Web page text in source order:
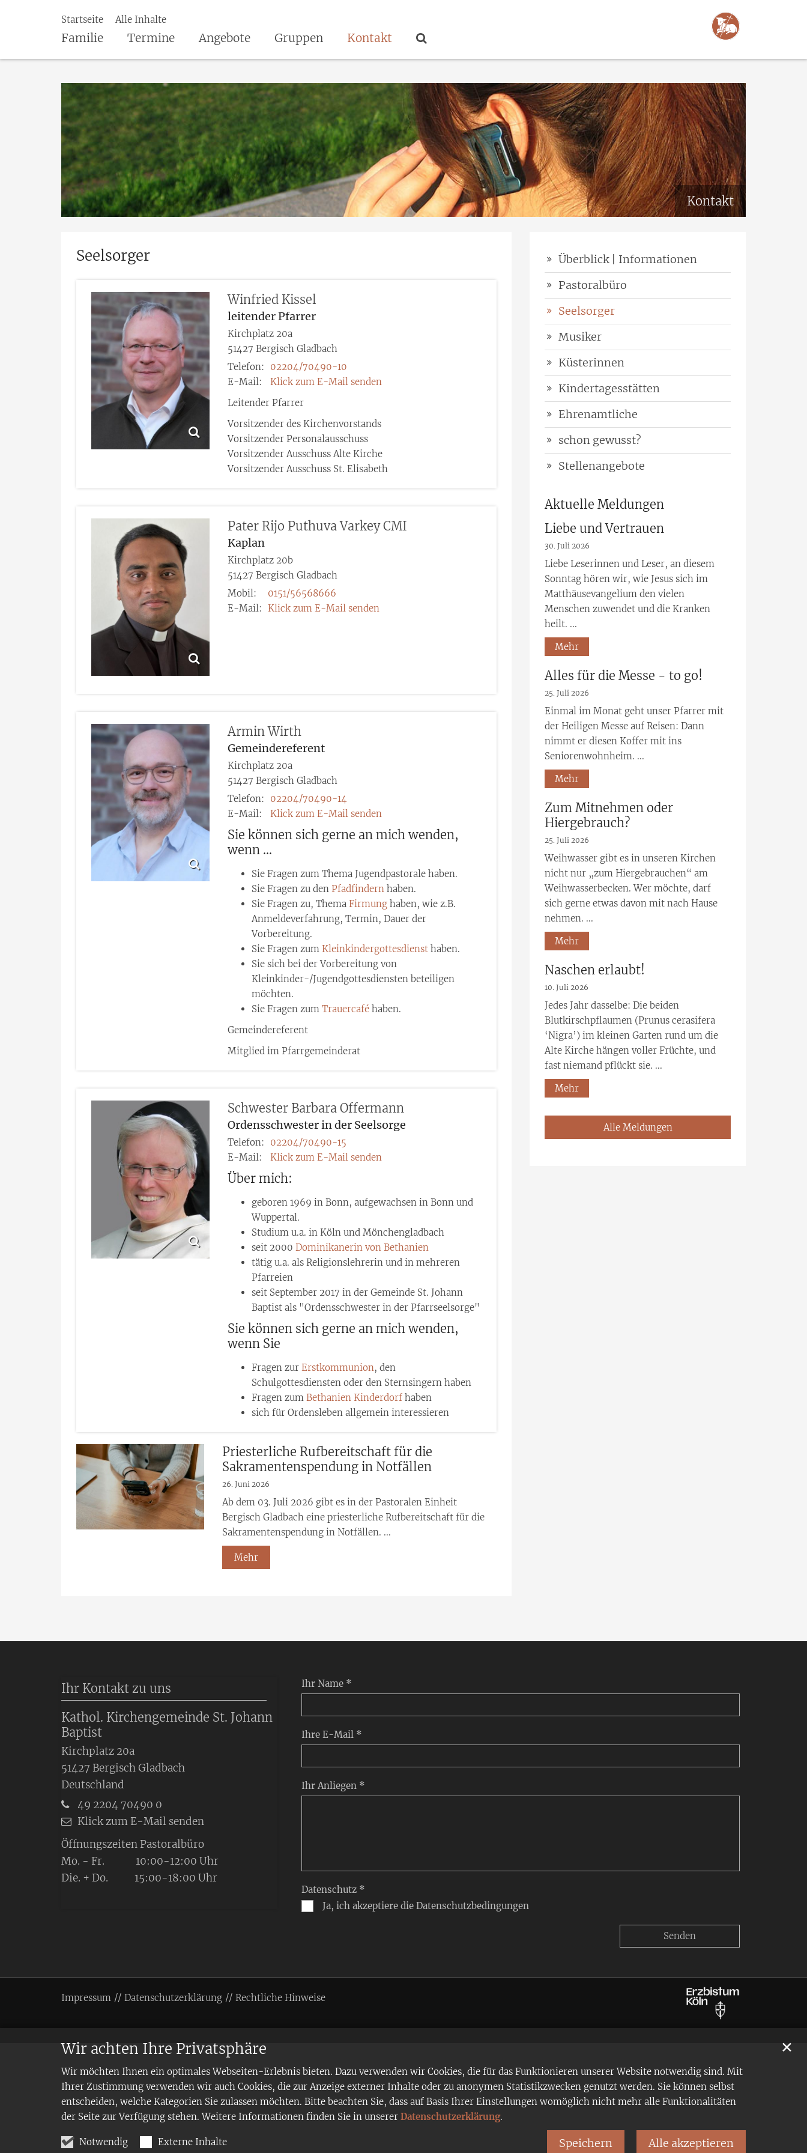
Wir achten Ihre Privatsphäre
Wir möchten Ihnen ein optimales Webseiten-Erlebnis bieten. Dazu verwenden wir Cookies, die für das Funktionieren unserer Website notwendig sind. Mit
Ihrer Zustimmung verwenden wir auch Cookies, die zur Anzeige externer Inhalte oder zu anonymen Statistikzwecken genutzt werden. Sie können selbst
entscheiden, welche Kategorien Sie zulassen möchten. Bitte beachten Sie, dass auf Basis Ihrer Einstellungen womöglich nicht mehr alle Funktionalitäten
der Seite zur Verfügung stehen. Weitere Informationen finden Sie in unserer Datenschutzerklärung.
Notwendig Externe Inhalte Speichern Alle akzeptieren
✕
Startseite Alle Inhalte
Familie Termine Angebote Gruppen Kontakt
Kontakt
Seelsorger
Winfried Kissel
leitender Pfarrer
Kirchplatz 20a
51427 Bergisch Gladbach
Telefon:
02204/70490-10
E-Mail:
Klick zum E-Mail senden
Leitender Pfarrer
Vorsitzender des Kirchenvorstands
Vorsitzender Personalausschuss
Vorsitzender Ausschuss Alte Kirche
Vorsitzender Ausschuss St. Elisabeth
Pater Rijo Puthuva VarkeyCMI
Kaplan
Kirchplatz 20b
51427 Bergisch Gladbach
Mobil:
0151/56568666
E-Mail: Klick zum E-Mail senden
ArminWirth
Gemeindereferent
Kirchplatz 20a
51427 Bergisch Gladbach
Telefon:
02204/70490-14
E-Mail:
Klick zum E-Mail senden
Sie können sich gerne an mich wenden,
wenn ...
Sie Fragen zum Thema Jugendpastorale haben.
Sie Fragen zu den Pfadfindernhaben.
Sie Fragen zu, Thema Firmunghaben, wie z.B.
Anmeldeverfahrung, Termin, Dauer der
Vorbereitung.
Sie Fragen zum Kleinkindergottesdiensthaben.
Sie sich bei der Vorbereitung von
Kleinkinder-/Jugendgottesdiensten beteiligen
möchten.
Sie Fragen zum Trauercaféhaben.
Gemeindereferent
Mitglied im Pfarrgemeinderat
Schwester BarbaraOffermann
Ordensschwester in der Seelsorge
Telefon:
02204/70490-15
E-Mail:
Klick zum E-Mail senden
Über mich:
geboren 1969 in Bonn, aufgewachsen in Bonn und
Wuppertal.
Studium u.a. in Köln und Mönchengladbach
seit 2000 Dominikanerin von Bethanien
tätig u.a. als Religionslehrerin und in mehreren
Pfarreien
seit September 2017 in der Gemeinde St. Johann
Baptist als "Ordensschwester in der Pfarrseelsorge"
Sie können sich gerne an mich wenden,
wenn Sie
Fragen zur Erstkommunion, den
Schulgottesdiensten oder den Sternsingern haben
Fragen zum Bethanien Kinderdorfhaben
sich für Ordensleben allgemein interessieren
Priesterliche Rufbereitschaft für die
Sakramentenspendung in Notfällen
26. Juni 2026
Ab dem 03. Juli 2026 gibt es in der Pastoralen Einheit
Bergisch Gladbach eine priesterliche Rufbereitschaft für die
Sakramentenspendung in Notfällen. ...
Mehr
Überblick | Informationen
Pastoralbüro
Seelsorger
Musiker
Küsterinnen
Kindertagesstätten
Ehrenamtliche
schon gewusst?
Stellenangebote
Aktuelle Meldungen
Liebe und Vertrauen
30. Juli 2026
Liebe Leserinnen und Leser, an diesem
Sonntag hören wir, wie Jesus sich im
Matthäusevangelium den vielen
Menschen zuwendet und die Kranken
heilt. ...
Mehr
Alles für die Messe - to go!
25. Juli 2026
Einmal im Monat geht unser Pfarrer mit
der Heiligen Messe auf Reisen: Dann
nimmt er diesen Koffer mit ins
Seniorenwohnheim. ...
Mehr
Zum Mitnehmen oder
Hiergebrauch?
25. Juli 2026
Weihwasser gibt es in unseren Kirchen
nicht nur „zum Hiergebrauchen“ am
Weihwasserbecken. Wer möchte, darf
sich gerne etwas davon mit nach Hause
nehmen. ...
Mehr
Naschen erlaubt!
10. Juli 2026
Jedes Jahr dasselbe: Die beiden
Blutkirschpflaumen (Prunus cerasifera
‘Nigra’) im kleinen Garten rund um die
Alte Kirche hängen voller Früchte, und
fast niemand pflückt sie. ...
Mehr
Alle Meldungen
Ihr Name *
Ihre E-Mail *
Ihr Anliegen *
Datenschutz *
Ja, ich akzeptiere die Datenschutzbedingungen
Ihr Kontakt zu uns
Kathol. Kirchengemeinde St. Johann
Baptist
Kirchplatz 20a
51427 Bergisch Gladbach
Deutschland
49 2204 70490 0
Klick zum E-Mail senden
Öffnungszeiten Pastoralbüro
Mo. - Fr. 10:00-12:00 Uhr
Die. + Do. 15:00-18:00 Uhr
Impressum Datenschutzerklärung Rechtliche Hinweise